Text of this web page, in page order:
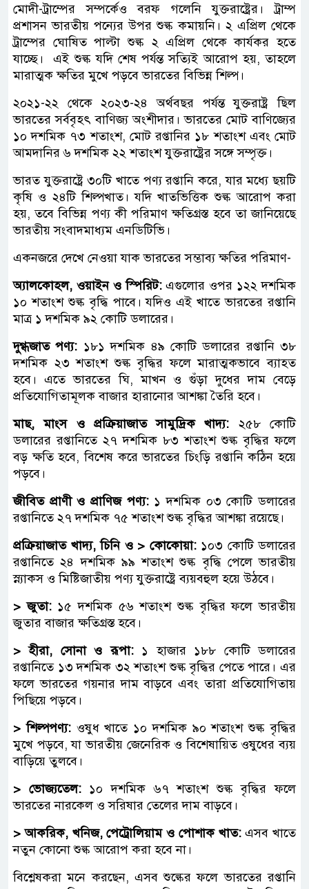
মোদী-ট্রাম্পের সম্পর্কেও বরফ গলেনি যুক্তরাষ্ট্রের। ট্রাম্প
প্রশাসন ভারতীয় পন্যের উপর শুল্ক কমায়নি। ২ এপ্রিল থেকে
ট্রাম্পের ঘোষিত পাল্টা শুল্ক ২ এপ্রিল থেকে কার্যকর হতে
যাচ্ছে। এই শুল্ক যদি শেষ পর্যন্ত সত্যিই আরোপ হয়, তাহলে
মারাত্মক ক্ষতির মুখে পড়বে ভারতের বিভিন্ন শিল্প।
২০২১-২২ থেকে ২০২৩-২৪ অর্থবছর পর্যন্ত যুক্তরাষ্ট্র ছিল
ভারতের সর্ববৃহৎ বাণিজ্য অংশীদার। ভারতের মোট বাণিজ্যের
১০ দশমিক ৭৩ শতাংশ, মোট রপ্তানির ১৮ শতাংশ এবং মোট
আমদানির ৬ দশমিক ২২ শতাংশ যুক্তরাষ্ট্রের সঙ্গে সম্পৃক্ত।
ভারত যুক্তরাষ্ট্রে ৩০টি খাতে পণ্য রপ্তানি করে, যার মধ্যে ছয়টি
কৃষি ও ২৪টি শিল্পখাত। যদি খাতভিত্তিক শুল্ক আরোপ করা
হয়, তবে বিভিন্ন পণ্য কী পরিমাণ ক্ষতিগ্রস্ত হবে তা জানিয়েছে
ভারতীয় সংবাদমাধ্যম এনডিটিভি।
একনজরে দেখে নেওয়া যাক ভারতের সম্ভাব্য ক্ষতির পরিমাণ-
অ্যালকোহল, ওয়াইন ও স্পিরিট:এগুলোর ওপর ১২২ দশমিক
১০ শতাংশ শুল্ক বৃদ্ধি পাবে। যদিও এই খাতে ভারতের রপ্তানি
মাত্র ১ দশমিক ৯২ কোটি ডলারের।
দুগ্ধজাত পণ্য: ১৮১ দশমিক ৪৯ কোটি ডলারের রপ্তানি ৩৮
দশমিক ২৩ শতাংশ শুল্ক বৃদ্ধির ফলে মারাত্মকভাবে ব্যাহত
হবে। এতে ভারতের ঘি, মাখন ও গুঁড়া দুধের দাম বেড়ে
প্রতিযোগিতামূলক বাজার হারানোর আশঙ্কা তৈরি হবে।
মাছ, মাংস ও প্রক্রিয়াজাত সামুদ্রিক খাদ্য: ২৫৮ কোটি
ডলারের রপ্তানিতে ২৭ দশমিক ৮৩ শতাংশ শুল্ক বৃদ্ধির ফলে
বড় ক্ষতি হবে, বিশেষ করে ভারতের চিংড়ি রপ্তানি কঠিন হয়ে
পড়বে।
জীবিত প্রাণী ও প্রাণিজ পণ্য:১ দশমিক ০৩ কোটি ডলারের
রপ্তানিতে ২৭ দশমিক ৭৫ শতাংশ শুল্ক বৃদ্ধির আশঙ্কা রয়েছে।
প্রক্রিয়াজাত খাদ্য, চিনি ও > কোকোয়া:১০৩ কোটি ডলারের
রপ্তানিতে ২৪ দশমিক ৯৯ শতাংশ শুল্ক বৃদ্ধি পেলে ভারতীয়
স্ন্যাকস ও মিষ্টিজাতীয় পণ্য যুক্তরাষ্ট্রে ব্যয়বহুল হয়ে উঠবে।
> জুতা:১৫ দশমিক ৫৬ শতাংশ শুল্ক বৃদ্ধির ফলে ভারতীয়
জুতার বাজার ক্ষতিগ্রস্ত হবে।
> হীরা, সোনা ও রূপা:১ হাজার ১৮৮ কোটি ডলারের
রপ্তানিতে ১৩ দশমিক ৩২ শতাংশ শুল্ক বৃদ্ধির পেতে পারে। এর
ফলে ভারতের গয়নার দাম বাড়বে এবং তারা প্রতিযোগিতায়
পিছিয়ে পড়বে।
> শিল্পপণ্য:ওষুধ খাতে ১০ দশমিক ৯০ শতাংশ শুল্ক বৃদ্ধির
মুখে পড়বে, যা ভারতীয় জেনেরিক ও বিশেষায়িত ওষুধের ব্যয়
বাড়িয়ে তুলবে।
> ভোজ্যতেল:১০ দশমিক ৬৭ শতাংশ শুল্ক বৃদ্ধির ফলে
ভারতের নারকেল ও সরিষার তেলের দাম বাড়বে।
> আকরিক, খনিজ, পেট্রোলিয়াম ও পোশাক খাত:এসব খাতে
নতুন কোনো শুল্ক আরোপ করা হবে না।
বিশ্লেষকরা মনে করছেন, এসব শুল্কের ফলে ভারতের রপ্তানি